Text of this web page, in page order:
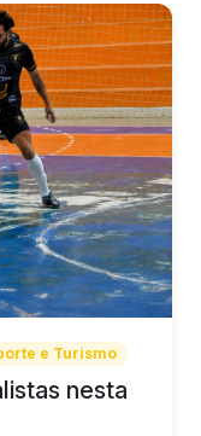
e Turismo
nesta